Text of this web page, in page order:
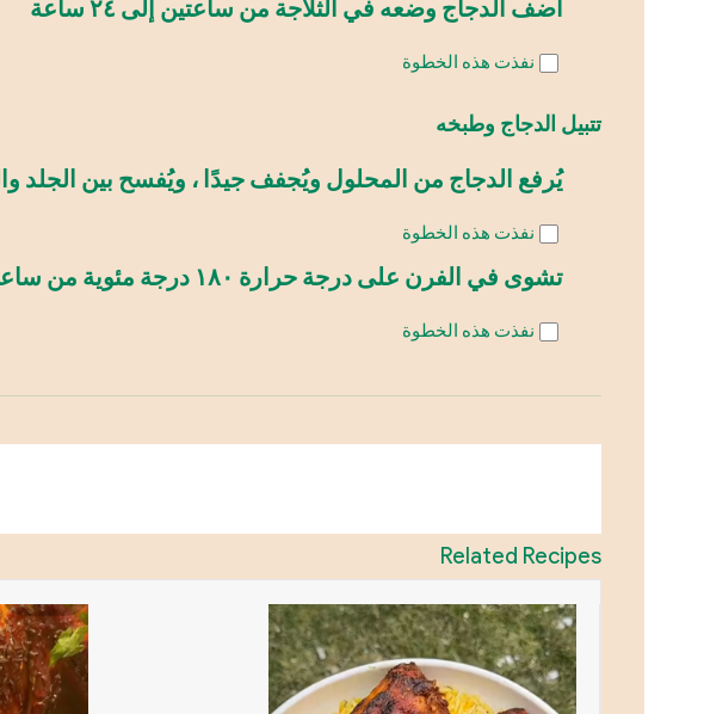
أضف الدجاج وضعه في الثلاجة من ساعتين إلى ٢٤ ساعة
نفذت هذه الخطوة
تتبيل الدجاج وطبخه
يُرفع الدجاج من المحلول ويُجفف جيدًا ، ويُفسح بين الجلد
نفذت هذه الخطوة
تشوى في الفرن على درجة حرارة ١٨٠ درجة مئوية من ساعة و نصف إلى ٢ ساعة
نفذت هذه الخطوة
Related Recipes